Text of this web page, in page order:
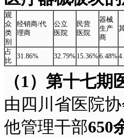
观
众
类
别
经销商/代
理商
公立
医院
民营
医院
器械
生产
商
占
比
31.86% 32.79% 15.36%6.48%
（1）第十七期
由四川省医院
他管理干部650